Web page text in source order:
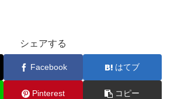
シェアする
Facebook はてブ
Pinterest コピー